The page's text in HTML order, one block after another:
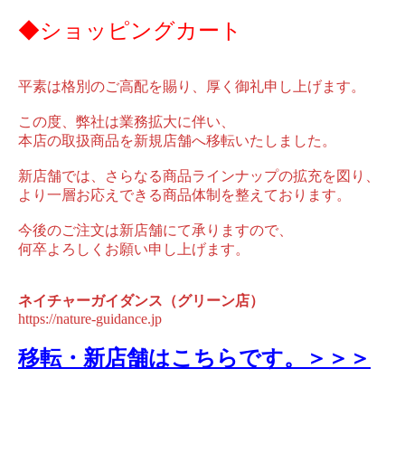
◆ショッピングカート
平素は格別のご高配を賜り、厚く御礼申し上げます。
この度、弊社は業務拡大に伴い、
本店の取扱商品を新規店舗へ移転いたしました。
新店舗では、さらなる商品ラインナップの拡充を図り、
より一層お応えできる商品体制を整えております。
今後のご注文は新店舗にて承りますので、
何卒よろしくお願い申し上げます。
ネイチャーガイダンス（グリーン店）
https://nature-guidance.jp
移転・新店舗はこちらです。＞＞＞